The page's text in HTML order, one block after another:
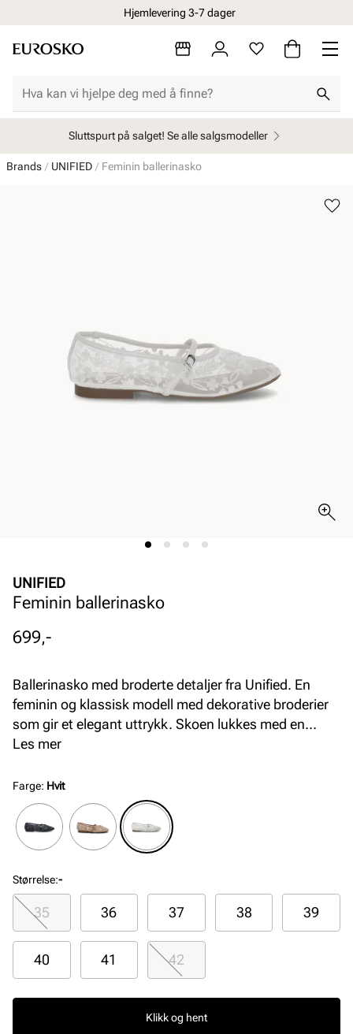
Hjemlevering 3-7 dager
Sluttspurt på salget! Se alle salgsmodeller
Brands UNIFIED Feminin ballerinasko
UNIFIED
Feminin ballerinasko
Pris
699,-
Ballerinasko med broderte detaljer fra Unified. En
feminin og klassisk modell med dekorative broderier
som gir et elegant uttrykk. Skoen lukkes med en
justerbar reim over vristen, som sikrer god passform
Les mer
Farge: Hvit
Størrelse:-
35 36 37 38 39
40 41 42
Klikk og hent